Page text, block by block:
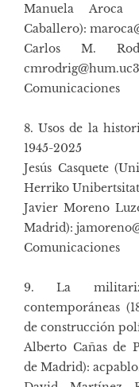
Manuela Aroca
Caballero):
Carlos M.
Comunicaciones
8. Usos de la
1945-2025
Jesús Casquete
Herriko
Javier Moreno
Madrid):
Comunicaciones
9. La
contemporáneas
de construcción
Alberto Cañas de
de Madrid):